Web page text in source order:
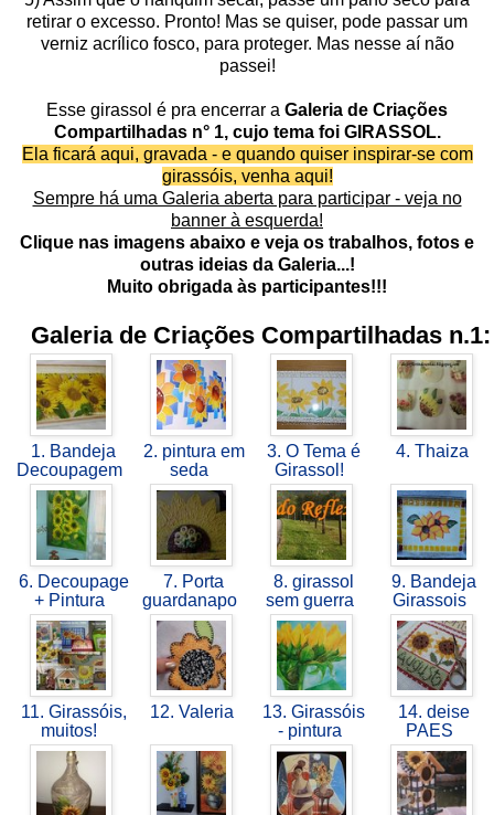
retirar o excesso. Pronto! Mas se quiser, pode passar um
verniz acrílico fosco, para proteger. Mas nesse aí não
passei!
Esse girassol é pra encerrar a Galeria de Criações
Compartilhadas n° 1, cujo tema foi GIRASSOL.
Ela ficará aqui, gravada - e quando quiser inspirar-se com
girassóis, venha aqui!
Sempre há uma Galeria aberta para participar - veja no
banner à esquerda!
Clique nas imagens abaixo e veja os trabalhos, fotos e
outras ideias da Galeria...!
Muito obrigada às participantes!!!
Galeria de Criações Compartilhadas
1. Bandeja
Decoupagem
2. pintura em
seda
3. O Tema é
Girassol!
4. Thaiza
6. Decoupage
+ Pintura
7. Porta
guardanapo
8. girassol
sem guerra
9. Bandeja
Girassois
11. Girassóis,
muitos!
12. Valeria
13. Girassóis
- pintura
14. deise
PAES